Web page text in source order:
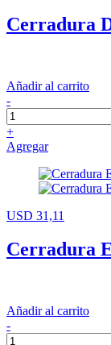
Cerradura
Añadir al carrito
-
+
Agregar
USD 31,11
Cerradura
Añadir al carrito
-